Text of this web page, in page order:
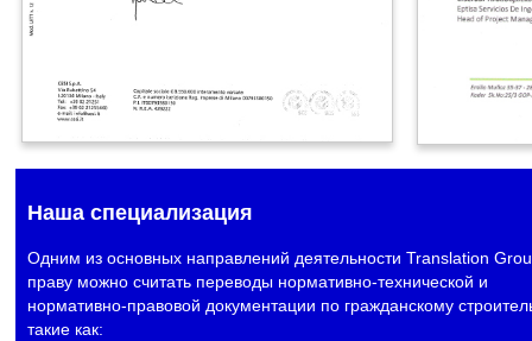
Наша специализация
Одним из основных направлений деятельности Translation
праву можно считать переводы нормативно-технической и
нормативно-правовой документации по гражданскому
такие как: